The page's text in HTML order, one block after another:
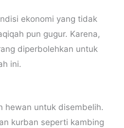
ekonomi yang tidak
pun gugur. Karena,
diperbolehkan untuk
ini.
hewan untuk disembelih.
kurban seperti kambing